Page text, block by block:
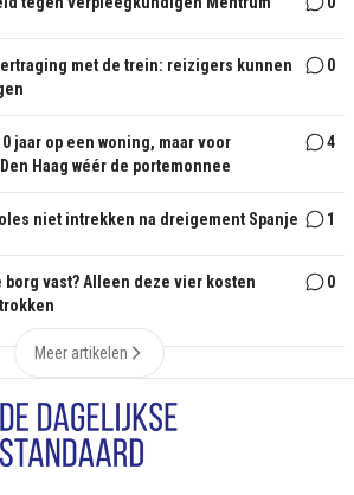
met de trein: reizigers kunnen
0
jaar op een woning, maar voor
Haag wéér de portemonnee
4
niet intrekken na dreigement Spanje 1
vast? Alleen deze vier kosten
0
Meer artikelen